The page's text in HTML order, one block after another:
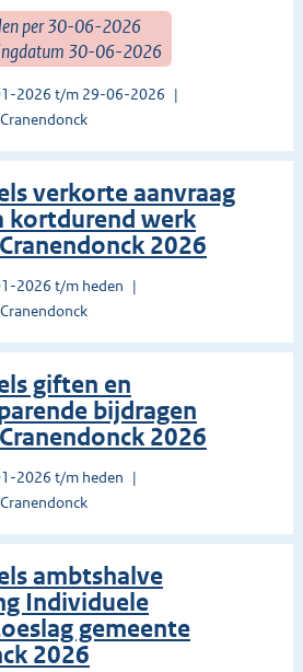
per 30-06-2026
30-06-2026
2026 t/m 29-06-2026
verkorte aanvraag
kortdurend werk
2026
2026 t/m heden
giften en
bijdragen
2026
2026 t/m heden
ambtshalve
Individuele
gemeente
2026